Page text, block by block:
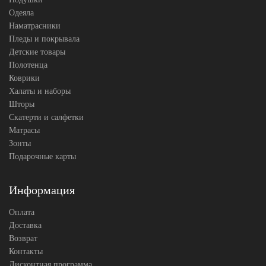
Одеяла
Наматрасники
Пледы и покрывала
Детские товары
Полотенца
Коврики
Халаты и наборы
Шторы
Скатерти и салфетки
Матрасы
Зонты
Подарочные карты
Информация
Оплата
Доставка
Возврат
Контакты